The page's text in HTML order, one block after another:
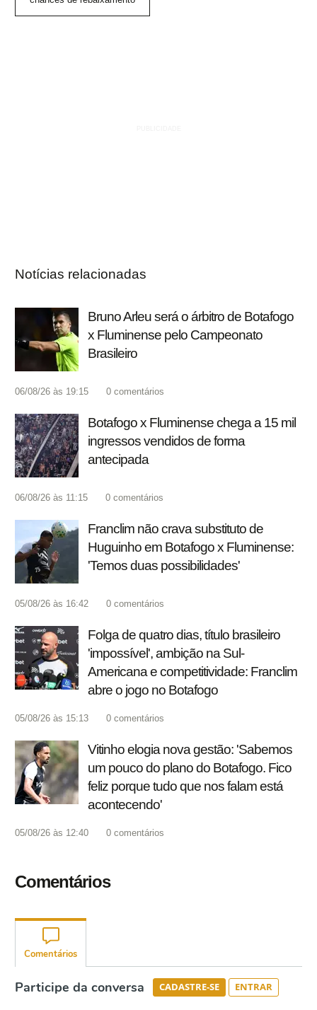
Notícias relacionadas
Bruno Arleu será o árbitro de Botafogo
x Fluminense pelo Campeonato
Brasileiro
06/08/26 às 19:15 0 comentários
Botafogo x Fluminense chega a 15 mil
ingressos vendidos de forma
antecipada
06/08/26 às 11:15 0 comentários
Franclim não crava substituto de
Huguinho em Botafogo x Fluminense:
'Temos duas possibilidades'
05/08/26 às 16:42 0 comentários
Folga de quatro dias, título brasileiro
'impossível', ambição na Sul-
Americana e competitividade: Franclim
abre o jogo no Botafogo
05/08/26 às 15:13 0 comentários
Vitinho elogia nova gestão: 'Sabemos
um pouco do plano do Botafogo. Fico
feliz porque tudo que nos falam está
acontecendo'
05/08/26 às 12:40 0 comentários
Comentários